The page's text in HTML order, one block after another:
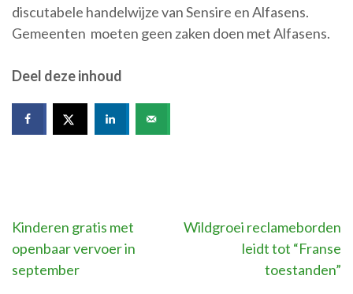
discutabele handelwijze van Sensire en Alfasens.
Gemeenten moeten geen zaken doen met Alfasens.
Deel deze inhoud
Bericht
navigatie
Kinderen gratis met
openbaar vervoer in
september
Wildgroei reclameborden
leidt tot “Franse
toestanden”